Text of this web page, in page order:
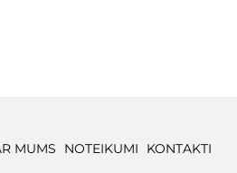
MUMS NOTEIKUMI KONTAKTI